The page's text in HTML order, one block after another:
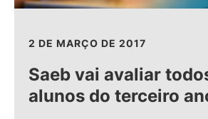
2 DE MARÇO DE 2017
Saeb vai avaliar
alunos do terceiro